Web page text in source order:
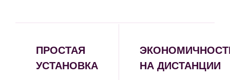
ПРОСТАЯ
УСТАНОВКА
НА ДИСТАНЦИИ